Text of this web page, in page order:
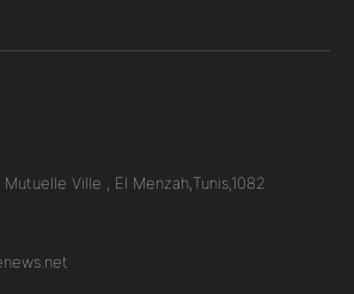
Ville , El Menzah,Tunis,1082